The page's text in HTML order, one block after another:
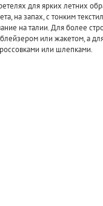
для ярких летних
на запах, с тонким
на талии. Для более
или жакетом, а
или шлепками.